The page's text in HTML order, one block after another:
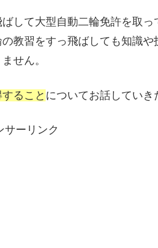
して大型自動二輪免許を取っ
教習をすっ飛ばしても知識
せん。
ること についてお話していき
サーリンク